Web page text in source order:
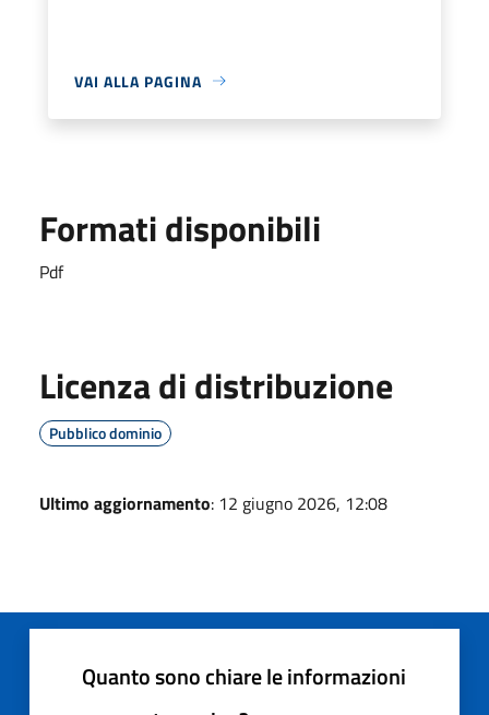
VAI ALLA PAGINA
Formati disponibili
Pdf
Licenza di distribuzione
Pubblico dominio
Ultimo aggiornamento: 12 giugno 2026, 12:08
Quanto sono chiare le informazioni